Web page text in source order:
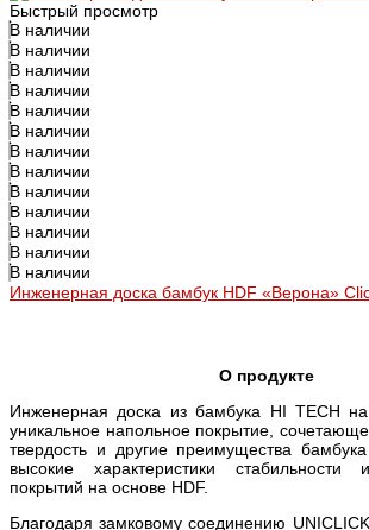
Быстрый просмотр
В наличии
В наличии
В наличии
В наличии
В наличии
В наличии
В наличии
В наличии
В наличии
В наличии
В наличии
В наличии
В наличии
Инженерная доска бамбук HDF «Верона»
О продукте
Инженерная доска из бамбука HI TECH
уникальное напольное покрытие,
твердость и другие преимущества
высокие характеристики
покрытий на основе HDF.
Благодаря замковому соединению